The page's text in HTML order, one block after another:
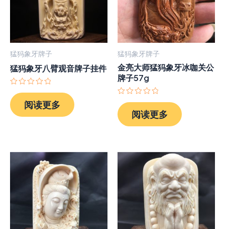
猛犸象牙牌子
猛犸象牙八臂观音牌子挂件
评
分
0
&sol;
阅读更多
猛犸象牙牌子
金亮大师猛犸象牙冰咖关公
牌子57g
评
分
0
&sol;
阅读更多